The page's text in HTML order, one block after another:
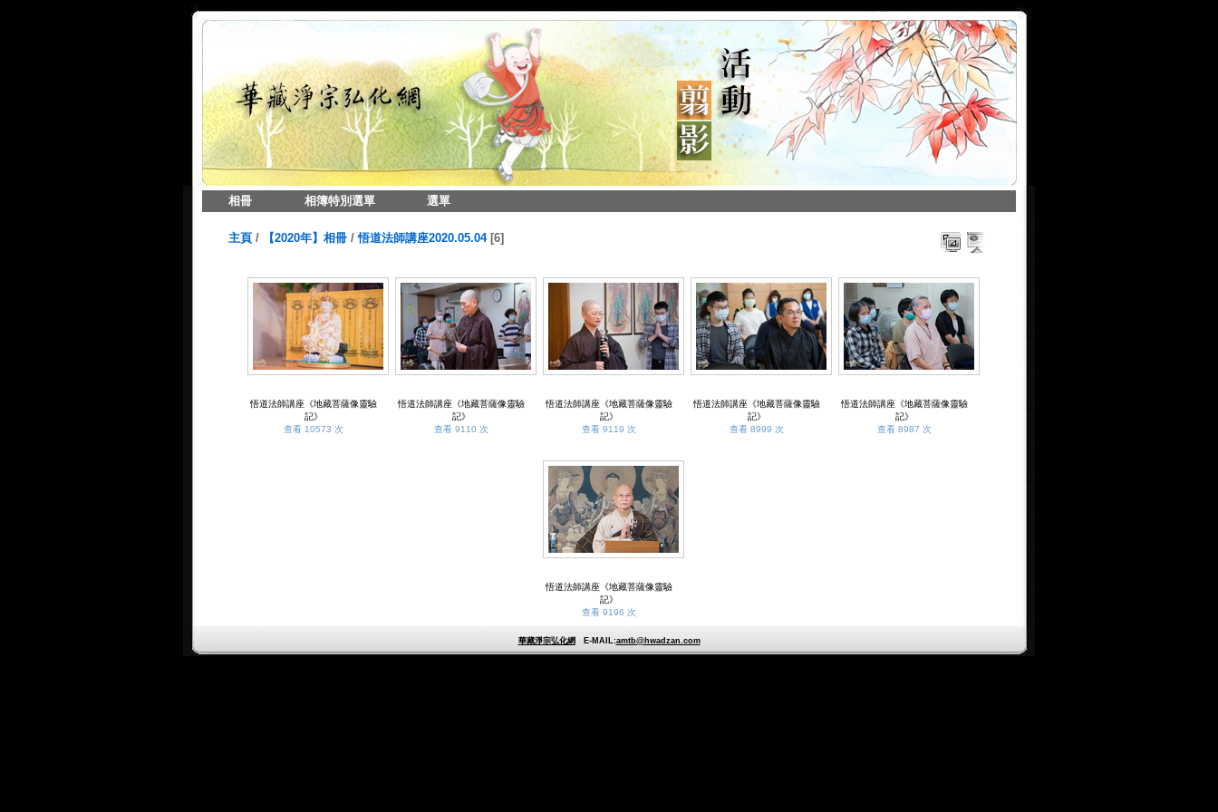
相冊 相簿特別選單 選單
主頁/ 【2020年】相冊/悟道法師講座2020.05.04 6
悟道法師講座《地藏菩薩像靈驗
記》
查看 10573 次
悟道法師講座《地藏菩薩像靈驗
記》
查看 9110 次
悟道法師講座《地藏菩薩像靈驗
記》
查看 9119 次
悟道法師講座《地藏菩薩像靈驗
記》
查看 8999 次
悟道法師講座《地藏菩薩像靈驗
記》
查看 8987 次
悟道法師講座《地藏菩薩像靈驗
記》
查看 9196 次
華藏淨宗弘化網E-MAIL:amtb@hwadzan.com